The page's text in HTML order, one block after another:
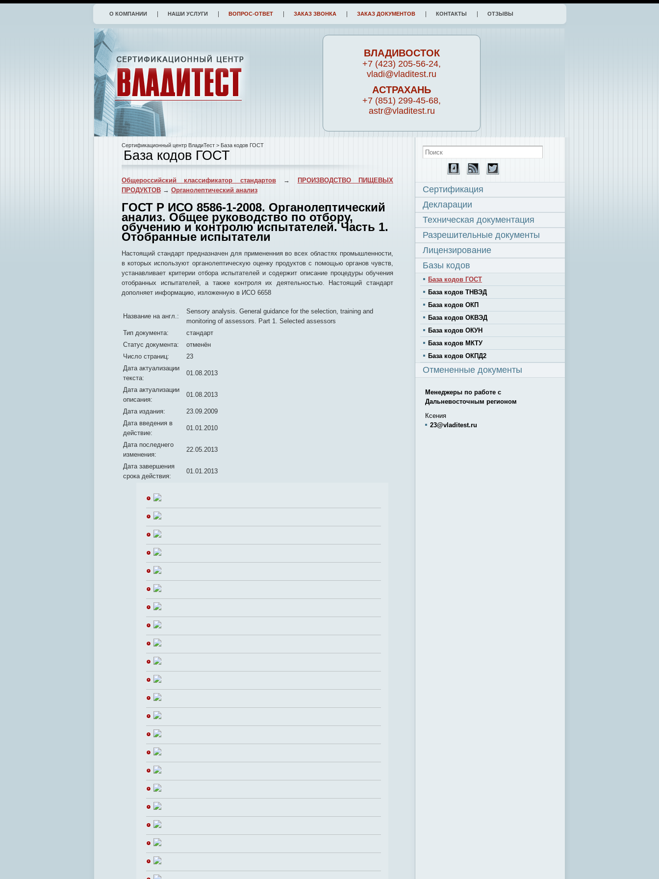
О КОМПАНИИ НАШИ УСЛУГИ ВОПРОС-ОТВЕТ ЗАКАЗ ЗВОНКА ЗАКАЗ ДОКУМЕНТОВ КОНТАКТЫ ОТЗЫВЫ
ВЛАДИВОСТОК
+7 (423) 205-56-24,
vladi@vladitest.ru
АСТРАХАНЬ
+7 (851) 299-45-68,
astr@vladitest.ru
Сертификационный центр ВладиТест > База кодов ГОСТ
База кодов ГОСТ
Общероссийский классификатор стандартов→
ПРОИЗВОДСТВО ПИЩЕВЫХ
ПРОДУКТОВ → Органолептический анализ
ГОСТ Р ИСО 8586-1-2008. Органолептический
анализ. Общее руководство по отбору,
обучению и контролю испытателей. Часть 1.
Отобранные испытатели
Настоящий стандарт предназначен для примененния во всех областях промышленности,
в которых используют органолептическую оценку продуктов с помощью органов чувств,
устанавливает критерии отбора испытателей и содержит описание процедуры обучения
отобранных испытателей, а также контроля их деятельностью. Настоящий стандарт
дополняет информацию, изложенную в ИСО 6658
Название на англ.:
Sensory analysis. General guidance for the selection, training and
monitoring of assessors. Part 1. Selected assessors
Тип документа:
стандарт
Статус документа:
отменён
Число страниц:
23
Дата актуализации
текста:
01.08.2013
Дата актуализации
описания:
01.08.2013
Дата издания:
23.09.2009
Дата введения в
действие:
01.01.2010
Дата последнего
изменения:
22.05.2013
Дата завершения
срока действия:
01.01.2013
Сертификация
Декларации
Техническая документация
Разрешительные документы
Лицензирование
Базы кодов
База кодов ГОСТ
База кодов ТНВЭД
База кодов ОКП
База кодов ОКВЭД
База кодов ОКУН
База кодов МКТУ
База кодов ОКПД2
Отмененные документы
Менеджеры по работе с
Дальневосточным регионом
Ксения
23@vladitest.ru